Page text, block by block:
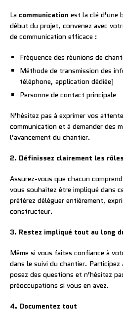
La communication est la clé d’une
début du projet, convenez avec
de communication efficace :
Fréquence des réunions de
Méthode de transmission des
téléphone, application dédiée)
Personne de contact principale
N’hésitez pas à exprimer vos
communication et à demander des
l’avancement du chantier.
2. Définissez clairement les
Assurez-vous que chacun
vous souhaitez être impliqué dans
préférez déléguer entièrement,
constructeur.
3. Restez impliqué tout au long
Même si vous faites confiance à
dans le suivi du chantier. Participez
posez des questions et n’hésitez
préoccupations si vous en avez.
4. Documentez tout